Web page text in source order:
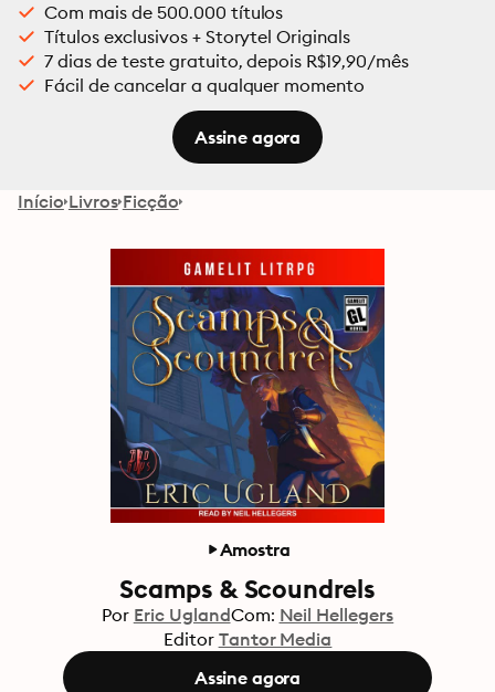
Com mais de 500.000 títulos
Títulos exclusivos + Storytel Originals
7 dias de teste gratuito, depois R$19,90/mês
Fácil de cancelar a qualquer momento
Assine agora
Início Livros Ficção
Amostra
Scamps & Scoundrels
Por Eric UglandCom: Neil Hellegers
Editor Tantor Media
Assine agora